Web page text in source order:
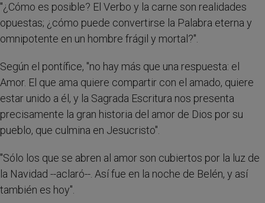
"¿Cómo es posible? El Verbo y la carne son realidades
opuestas; ¿cómo puede convertirse la Palabra eterna y
omnipotente en un hombre frágil y mortal?".
Según el pontífice, "no hay más que una respuesta: el
Amor. El que ama quiere compartir con el amado, quiere
estar unido a él, y la Sagrada Escritura nos presenta
precisamente la gran historia del amor de Dios por su
pueblo, que culmina en Jesucristo".
"Sólo los que se abren al amor son cubiertos por la luz de
la Navidad --aclaró--. Así fue en la noche de Belén, y así
también es hoy".